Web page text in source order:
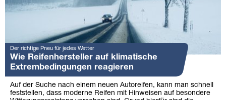
Der richtige Pneu für jedes Wetter
Wie Reifenhersteller auf klimatische
Extrembedingungen reagieren
Auf der Suche nach einem neuen Autoreifen, kann man schnell
feststellen, dass moderne Reifen mit Hinweisen auf besondere